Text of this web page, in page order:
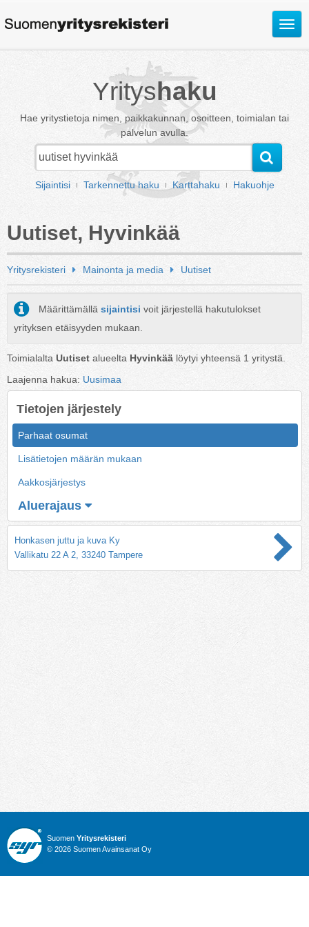
Avaa
Yrityshaku
Hae yritystietoja nimen, paikkakunnan, osoitteen, toimialan tai
palvelun avulla.
Sijaintisi Tarkennettu haku Karttahaku Hakuohje
Uutiset, Hyvinkää
Yritysrekisteri Mainonta ja media Uutiset
Määrittämällä sijaintisi voit järjestellä hakutulokset
yrityksen etäisyyden mukaan.
Toimialalta Uutiset alueelta Hyvinkää löytyi yhteensä 1 yritystä.
Laajenna hakua: Uusimaa
Tietojen järjestely
Parhaat osumat
Lisätietojen määrän mukaan
Aakkosjärjestys
Aluerajaus
Honkasen juttu ja kuva Ky
Vallikatu 22 A 2, 33240 Tampere
Suomen Yritysrekisteri
© 2026 Suomen Avainsanat Oy